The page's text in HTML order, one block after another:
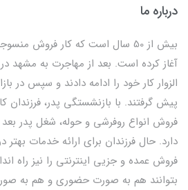
درباره ما
بیش از 50 سال است که کار فروش
آغاز کرده است. بعد از مهاجرت به مشهد در
الزوار کار خود را ادامه دادند و سپس در
پیش گرفتند. با بازنشستگی پدر، فرزندان
فروش عمده و جزیی اینترنتی را نیز راه
بتوانند هم به صورت حضوری و هم به